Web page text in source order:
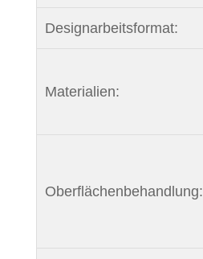
Designarbeitsformat:
Materialien:
Oberflächenbehandlung: